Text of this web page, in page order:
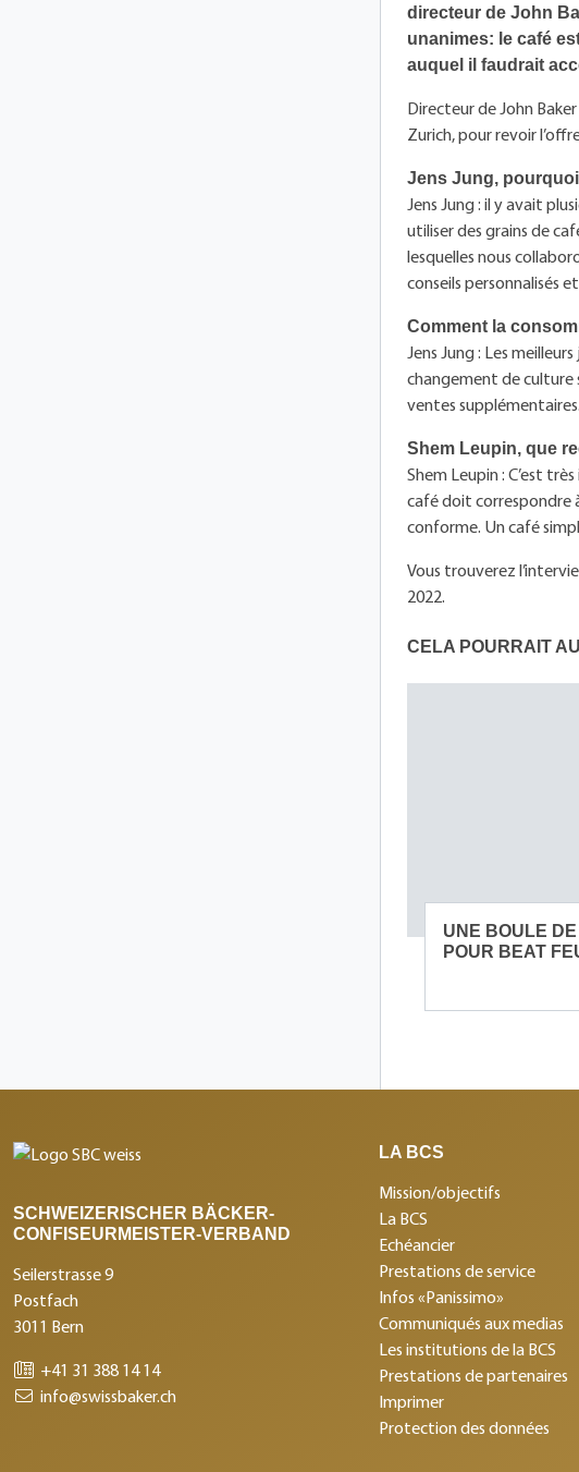
directeur de John
unanimes: le café
auquel il faudrait
Directeur de John
Zurich, pour revoir
Jens Jung,
Jens Jung : il y avait
utiliser des grains de
lesquelles nous
conseils personnalisés
Comment la
Jens Jung : Les
changement de culture
ventes supplémentaires.
Shem Leupin, que
Shem Leupin : C’est
café doit correspondre
conforme. Un café
Vous trouverez
2022.
CELA POURRAIT
UNE BOULE
POUR BEAT
SCHWEIZERISCHER BÄCKER-
CONFISEURMEISTER-VERBAND
Seilerstrasse 9
Postfach
3011 Bern
+41 31 388 14 14
info@swissbaker.ch
LA BCS
Mission/objectifs
La BCS
Echéancier
Prestations de service
Infos «Panissimo»
Communiqués aux medias
Les institutions de la BCS
Prestations de partenaires
Imprimer
Protection des données